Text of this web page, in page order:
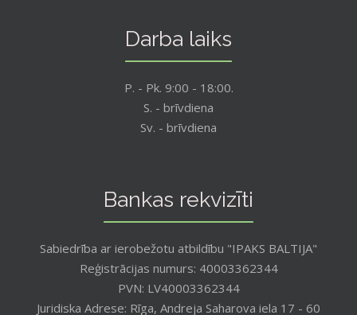
Darba laiks
P. - Pk. 9:00 - 18:00.
S. - brīvdiena
Sv. - brīvdiena
Bankas rekvizīti
Sabiedrība ar ierobežotu atbildību "IPAKS BALTIJA"
Reģistrācijas numurs: 40003362344
PVN: LV40003362344
Juridiska Adrese: Rīga, Andreja Saharova iela 17 - 60